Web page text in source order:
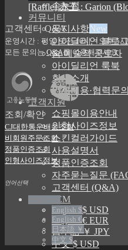
속눈썹
커뮤니티
공지사항
아이딜리언 블로그
숨 예술적 공로자
아이딜리언 룩북
회사소개
인재채용·협력문의
고객지원
쇼핑몰이용안내
인형사이즈정보
스킨컬러가이드
사용설명서
정품인증조회
자주묻는질문
고객센터 (Q&A)
THE GEM
English $ USD
English € EUR
日本語 ￥ JPY
中文 $ USD
[Raffle] 赤王 : Garion
고객센터 Q&A
운영시간 : 평일 오전 10시 ~ 오후 5시
모든 문의는Q&A를 이용해주세요
조회/확인
CJ대한통운배송조회
비회원주문조회
정품인증조회
인형사이즈정보
언어선택
English $
English €
日本語 ￥
中文 $